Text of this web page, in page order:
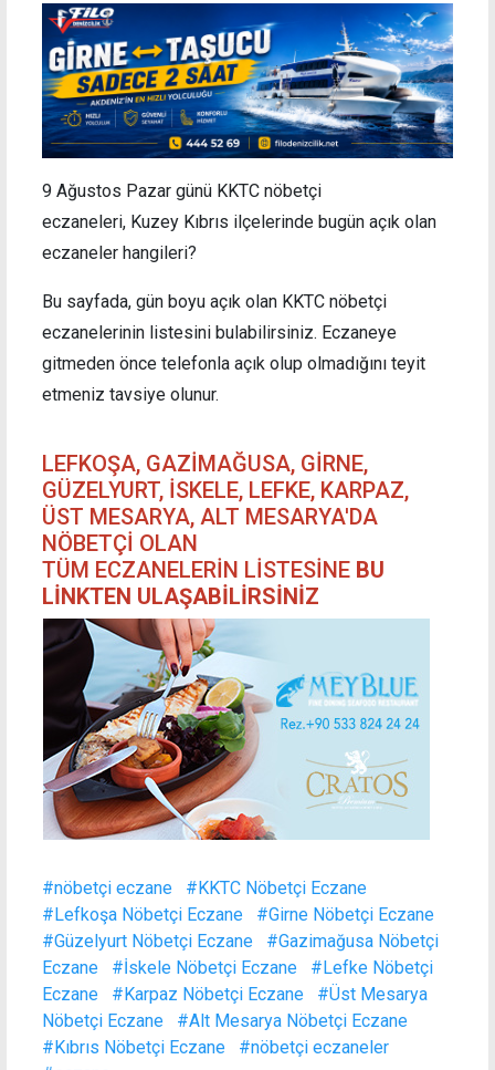
9 Ağustos Pazar günü KKTC nöbetçi
eczaneleri, Kuzey Kıbrıs ilçelerinde bugün açık olan
eczaneler hangileri?
Bu sayfada, gün boyu açık olan KKTC nöbetçi
eczanelerinin listesini bulabilirsiniz. Eczaneye
gitmeden önce telefonla açık olup olmadığını teyit
etmeniz tavsiye olunur.
LEFKOŞA, GAZİMAĞUSA, GİRNE,
GÜZELYURT, İSKELE, LEFKE, KARPAZ,
ÜST MESARYA, ALT MESARYA'DA
NÖBETÇİ OLAN
TÜM ECZANELERİN LİSTESİNE BU
LİNKTEN ULAŞABİLİRSİNİZ
#nöbetçi eczane
#KKTC Nöbetçi Eczane
#Lefkoşa Nöbetçi Eczane
#Girne Nöbetçi Eczane
#Güzelyurt Nöbetçi Eczane
#Gazimağusa Nöbetçi
Eczane
#İskele Nöbetçi Eczane
#Lefke Nöbetçi
Eczane
#Karpaz Nöbetçi Eczane
#Üst Mesarya
Nöbetçi Eczane
#Alt Mesarya Nöbetçi Eczane
#Kıbrıs Nöbetçi Eczane
#nöbetçi eczaneler